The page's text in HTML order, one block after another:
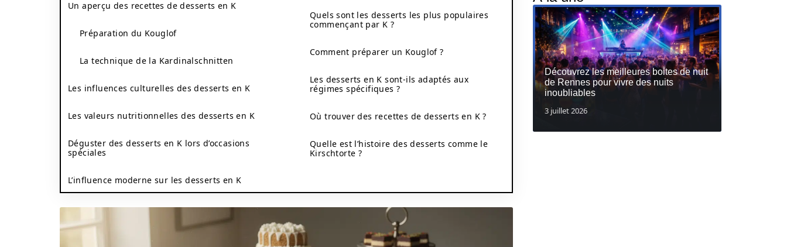
Un aperçu des recettes de desserts en K
Préparation du Kouglof
La technique de la Kardinalschnitten
Les influences culturelles des desserts en K
Les valeurs nutritionnelles des desserts en K
Déguster des desserts en K lors d’occasions
spéciales
L’influence moderne sur les desserts en K
Quels sont les desserts les plus populaires
commençant par K ?
Comment préparer un Kouglof ?
Les desserts en K sont-ils adaptés aux
régimes spécifiques ?
Où trouver des recettes de desserts en K ?
Quelle est l’histoire des desserts comme le
Kirschtorte ?
Découvrez les meilleures boites de nuit
de Rennes pour vivre des nuits
inoubliables
3 juillet 2026